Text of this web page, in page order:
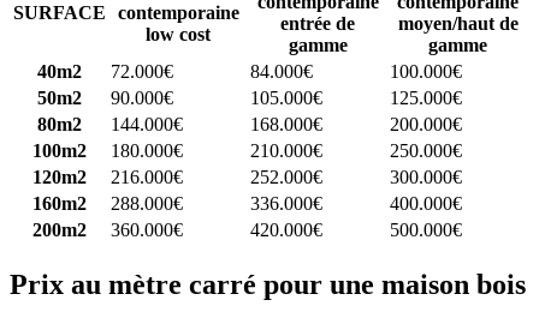
SURFACE
contemporaine
low cost
entrée de
gamme
moyen/haut de
gamme
40m2
72.000€ 84.000€
100.000€
50m2
90.000€ 105.000€
125.000€
80m2
144.000€ 168.000€
200.000€
100m2
180.000€ 210.000€
250.000€
120m2
216.000€ 252.000€
300.000€
160m2
288.000€ 336.000€
400.000€
200m2
360.000€ 420.000€ 500.000€
Prix au mètre carré pour une maison bois